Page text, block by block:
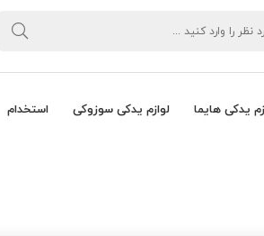
یدکی هایما لوازم یدکی سوزوکی استخدام